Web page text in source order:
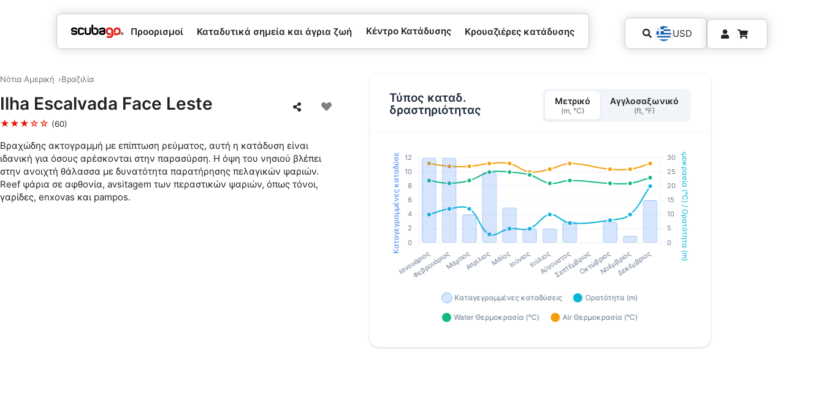
Προορισμοί Καταδυτικά σημεία και άγρια ​​ζωή Κέντρο Κατάδυσης Κρουαζιέρες κατάδυσης USD
Νότια Αμερική Βραζιλία
Ilha Escalvada Face Leste
★★★☆☆ (60)
Βραχώδης ακτογραμμή με επίπτωση ρεύματος, αυτή η κατάδυση είναι
ιδανική για όσους αρέσκονται στην παρασύρση. Η όψη του νησιού βλέπει
στην ανοιχτή θάλασσα με δυνατότητα παρατήρησης πελαγικών ψαριών.
Reef ψάρια σε αφθονία, avsitagem των περαστικών ψαριών, όπως τόνοι,
γαρίδες, enxovas και pampos.
Τύπος καταδ.
δραστηριότητας
Μετρικό
(m, °C)
Αγγλοσαξωνικό
(ft, °F)